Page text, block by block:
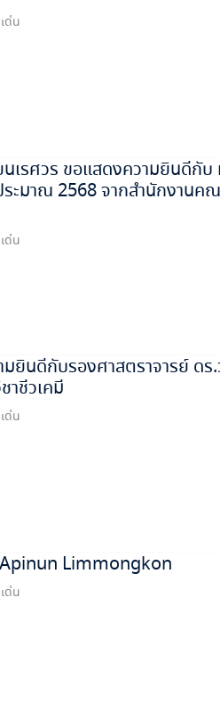
ด่น
รศวร ขอแสดงความยินดีกับ
ะมาณ 2568 จากสำนักงานค
ด่น
ยินดีกับรองศาสตราจารย์ ด
าชีวเคมี
ด่น
Limmongkon
ด่น